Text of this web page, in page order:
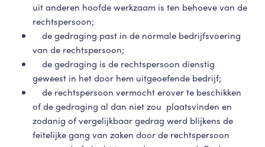
uit anderen hoofde werkzaam is ten behoeve van de
rechtspersoon;
de gedraging past in de normale bedrijfsvoering
van de rechtspersoon;
de gedraging is de rechtspersoon dienstig
geweest in het door hem uitgeoefende bedrijf;
de rechtspersoon vermocht erover te beschikken
of de gedraging al dan niet zou plaatsvinden en
zodanig of vergelijkbaar gedrag werd blijkens de
feitelijke gang van zaken door de rechtspersoon